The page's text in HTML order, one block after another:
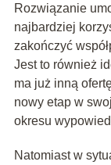
Rozwiązanie
najbardziej
zakończyć
Jest to również
ma już inną
nowy etap w
okresu
Natomiast w